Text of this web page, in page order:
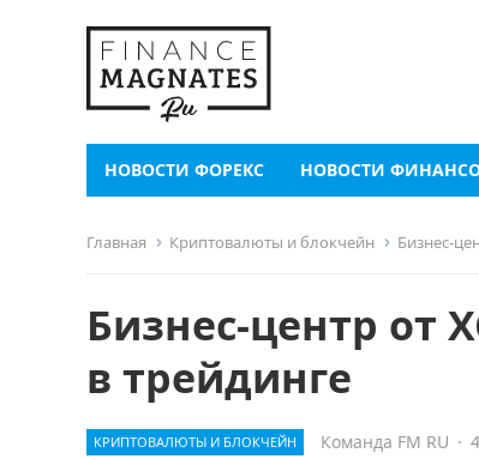
НОВОСТИ ФОРЕКС НОВОСТИ
Главная Криптовалюты и блокчейн Бизнес-
Бизнес-центр от
в трейдинге
КРИПТОВАЛЮТЫ И БЛОКЧЕЙН Команда FM RU ·